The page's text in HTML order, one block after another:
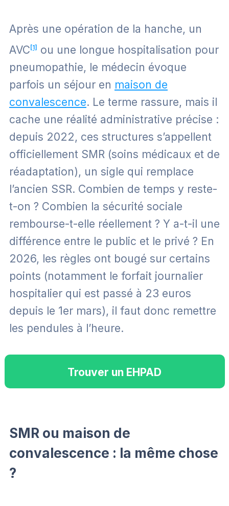
Après une opération de la hanche, un
AVC [1]
ou une longue hospitalisation pour
pneumopathie, le médecin évoque
parfois un séjour en maison de
convalescence. Le terme rassure, mais il
cache une réalité administrative précise :
depuis 2022, ces structures s’appellent
officiellement SMR (soins médicaux et de
réadaptation), un sigle qui remplace
l’ancien SSR. Combien de temps y reste-
t-on ? Combien la sécurité sociale
rembourse-t-elle réellement ? Y a-t-il une
différence entre le public et le privé ? En
2026, les règles ont bougé sur certains
points (notamment le forfait journalier
hospitalier qui est passé à 23 euros
depuis le 1er mars), il faut donc remettre
les pendules à l’heure.
Trouver un EHPAD
SMR ou maison de
convalescence : la même chose
?